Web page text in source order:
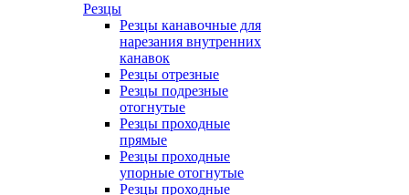
Резцы
Резцы канавочные для
нарезания внутренних
канавок
Резцы отрезные
Резцы подрезные
отогнутые
Резцы проходные
прямые
Резцы проходные
упорные отогнутые
Резцы проходные